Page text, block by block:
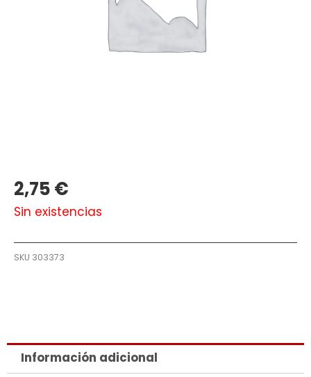
2,75€
Sin existencias
SKU 303373
Información adicional